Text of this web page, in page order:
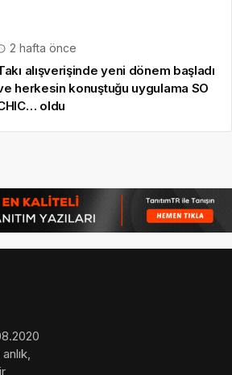
2 hafta önce
alışverişinde yeni dönem başladı
herkesin konuştuğu uygulama SO
oldu